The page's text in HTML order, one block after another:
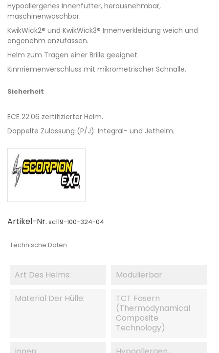
Hypoallergenes Innenfutter, herausnehmbar,
maschinenwaschbar.
KwikWick2® und KwikWick3® Innenverkleidung weich und
angenehm anzufassen.
Helm zum Tragen einer Brille geeignet.
Kinnriemenverschluss mit mikrometrischer Schnalle.
Sicherheit
ECE 22.06 zertifizierter Helm.
Doppelte Zulassung (P/J): Integral- und Jethelm.
Artikel-Nr. sc119-100-324-04
Technische Daten
Art Des Helms: Modulierbar
Material Der Hülle:
TCT Fasern
(Thermodynamical
Composite
Technology)